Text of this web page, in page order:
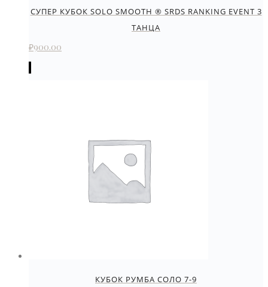
СУПЕР КУБОК SOLO SMOOTH ® SRDS RANKING EVENT 3
ТАНЦА
₽900.00
КУБОК РУМБА СОЛО 7-9